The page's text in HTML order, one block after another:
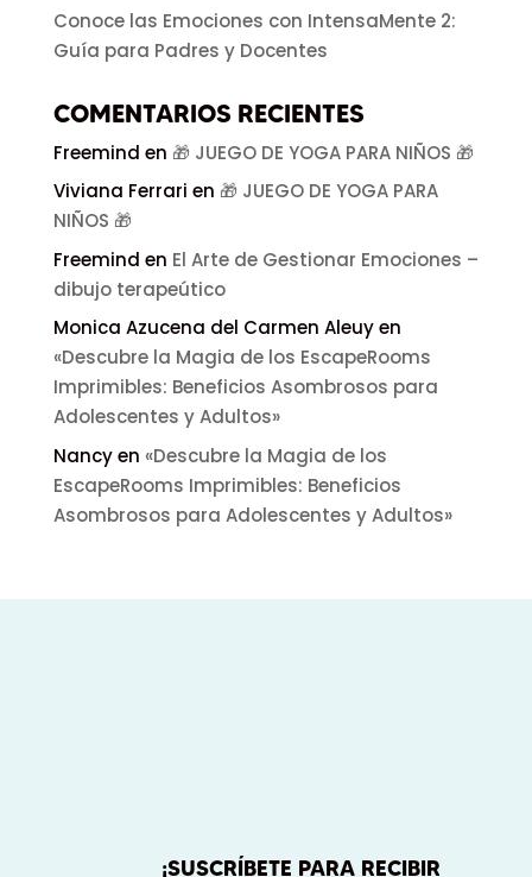
Conoce las Emociones con IntensaMente 2:
Guía para Padres y Docentes
COMENTARIOS RECIENTES
Freemind en 🎁 JUEGO DE YOGA PARA NIÑOS 🎁
Viviana Ferrari en 🎁 JUEGO DE YOGA PARA
NIÑOS 🎁
Freemind en El Arte de Gestionar Emociones –
dibujo terapeútico
Monica Azucena del Carmen Aleuyen
«Descubre la Magia de los EscapeRooms
Imprimibles: Beneficios Asombrosos para
Adolescentes y Adultos»
Nancyen «Descubre la Magia de los
EscapeRooms Imprimibles: Beneficios
Asombrosos para Adolescentes y Adultos»
¡SUSCRÍBETE PARA RECIBIR